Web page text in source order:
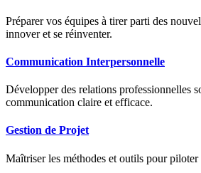
Préparer vos équipes à tirer parti des
innover et se réinventer.
Communication Interpersonnelle
Développer des relations professionnelles
communication claire et efficace.
Gestion de Projet
Maîtriser les méthodes et outils pour piloter